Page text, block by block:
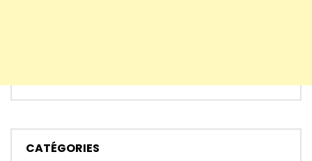
CATÉGORIES